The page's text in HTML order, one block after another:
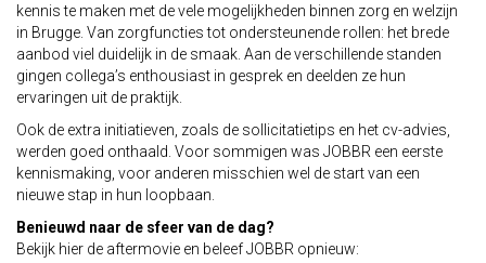
kennis te maken met de vele mogelijkheden binnen zorg en welzijn
in Brugge. Van zorgfuncties tot ondersteunende rollen: het brede
aanbod viel duidelijk in de smaak. Aan de verschillende standen
gingen collega’s enthousiast in gesprek en deelden ze hun
ervaringen uit de praktijk.
Ook de extra initiatieven, zoals de sollicitatietips en het cv-advies,
werden goed onthaald. Voor sommigen was JOBBR een eerste
kennismaking, voor anderen misschien wel de start van een
nieuwe stap in hun loopbaan.
Benieuwd naar de sfeer van de dag?
Bekijk hier de aftermovie en beleef JOBBR opnieuw: